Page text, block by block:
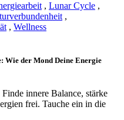
, Lunar Cycle ,
,
, Wellness
Wie der Mond Deine Energie
innere Balance, stärke
frei. Tauche ein in die